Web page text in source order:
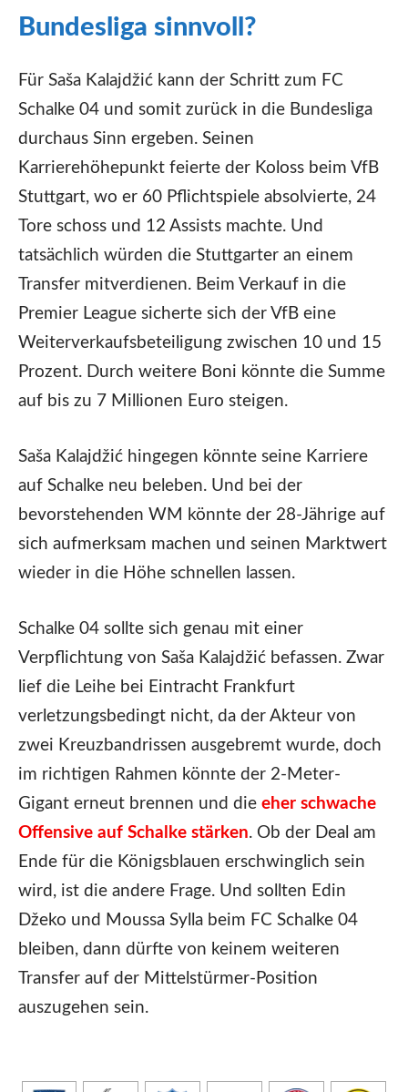
Bundesliga sinnvoll?
Für Saša Kalajdžić kann der Schritt zum FC
Schalke 04 und somit zurück in die Bundesliga
durchaus Sinn ergeben. Seinen
Karrierehöhepunkt feierte der Koloss beim VfB
Stuttgart, wo er 60 Pflichtspiele absolvierte, 24
Tore schoss und 12 Assists machte. Und
tatsächlich würden die Stuttgarter an einem
Transfer mitverdienen. Beim Verkauf in die
Premier League sicherte sich der VfB eine
Weiterverkaufsbeteiligung zwischen 10 und 15
Prozent. Durch weitere Boni könnte die Summe
auf bis zu 7 Millionen Euro steigen.
Saša Kalajdžić hingegen könnte seine Karriere
auf Schalke neu beleben. Und bei der
bevorstehenden WM könnte der 28-Jährige auf
sich aufmerksam machen und seinen Marktwert
wieder in die Höhe schnellen lassen.
Schalke 04 sollte sich genau mit einer
Verpflichtung von Saša Kalajdžić befassen. Zwar
lief die Leihe bei Eintracht Frankfurt
verletzungsbedingt nicht, da der Akteur von
zwei Kreuzbandrissen ausgebremt wurde, doch
im richtigen Rahmen könnte der 2-Meter-
Gigant erneut brennen und die eher schwache
Offensive auf Schalke stärken. Ob der Deal am
Ende für die Königsblauen erschwinglich sein
wird, ist die andere Frage. Und sollten Edin
Džeko und Moussa Sylla beim FC Schalke 04
bleiben, dann dürfte von keinem weiteren
Transfer auf der Mittelstürmer-Position
auszugehen sein.